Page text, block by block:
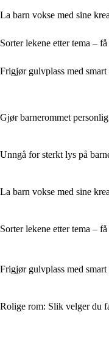
La barn vokse med sine
Sorter lekene etter tema –
Frigjør gulvplass med
Gjør barnerommet
Unngå for sterkt lys på
La barn vokse med sine
Sorter lekene etter tema –
Frigjør gulvplass med
Rolige rom: Slik velger du